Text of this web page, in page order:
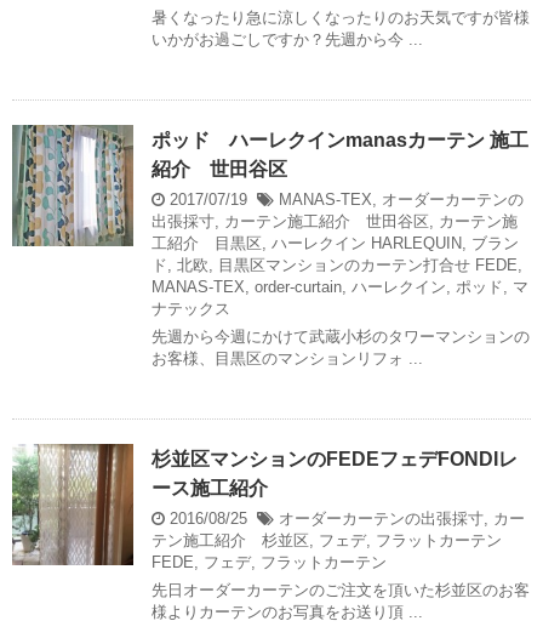
暑くなったり急に涼しくなったりのお天気ですが皆様
いかがお過ごしですか？先週から今 ...
ポッド ハーレクインmanasカーテン 施工
紹介 世田谷区
2017/07/19 MANAS-TEX, オーダーカーテンの
出張採寸, カーテン施工紹介 世田谷区, カーテン施
工紹介 目黒区, ハーレクイン HARLEQUIN, ブラン
ド, 北欧, 目黒区マンションのカーテン打合せ FEDE,
MANAS-TEX, order-curtain, ハーレクイン, ポッド, マ
ナテックス
先週から今週にかけて武蔵小杉のタワーマンションの
お客様、目黒区のマンションリフォ ...
杉並区マンションのFEDEフェデFONDIレ
ース施工紹介
2016/08/25 オーダーカーテンの出張採寸, カー
テン施工紹介 杉並区, フェデ, フラットカーテン
FEDE, フェデ, フラットカーテン
先日オーダーカーテンのご注文を頂いた杉並区のお客
様よりカーテンのお写真をお送り頂 ...